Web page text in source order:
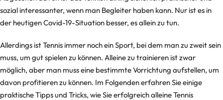
Rebounder und
Tchoukball
Fußball
Trainingsausrüstung
Tennis Kits
Handballtore
Basketballringe
lu
b
A
u
s
r
Schlitten
sozial interessanter, wenn man Begleiter haben kann. Nur ist es in
der heutigen Covid-19-Situation besser, es allein zu tun.
Allerdings ist Tennis immer noch ein Sport, bei dem man zu zweit sein
muss, um gut spielen zu können. Alleine zu trainieren ist zwar
möglich, aber man muss eine bestimmte Vorrichtung aufstellen, um
davon profitieren zu können. Im Folgenden erfahren Sie einige
praktische Tipps und Tricks, wie Sie erfolgreich alleine Tennis